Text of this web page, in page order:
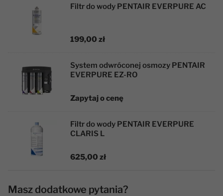
Filtr do wody PENTAIR EVERPURE AC
199,00 zł
System odwróconej osmozy PENTAIR
EVERPURE EZ-RO
Zapytaj o cenę
Filtr do wody PENTAIR EVERPURE
CLARIS L
625,00 zł
Masz dodatkowe pytania?